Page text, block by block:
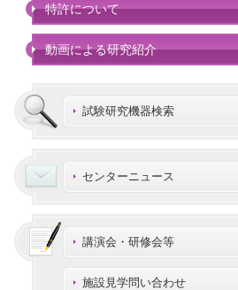
特許について
動画による研究紹介
試験研究機器検索
センターニュース
講演会・研修会等
施設見学問い合わせ